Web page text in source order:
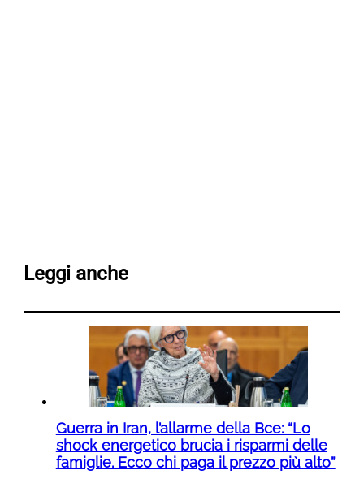
Leggi anche
Guerra in Iran, l’allarme della Bce: “Lo
shock energetico brucia i risparmi delle
famiglie. Ecco chi paga il prezzo più alto”